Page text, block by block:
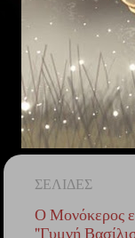
ΣΕΛΊΔΕΣ
Ο Μονόκερος